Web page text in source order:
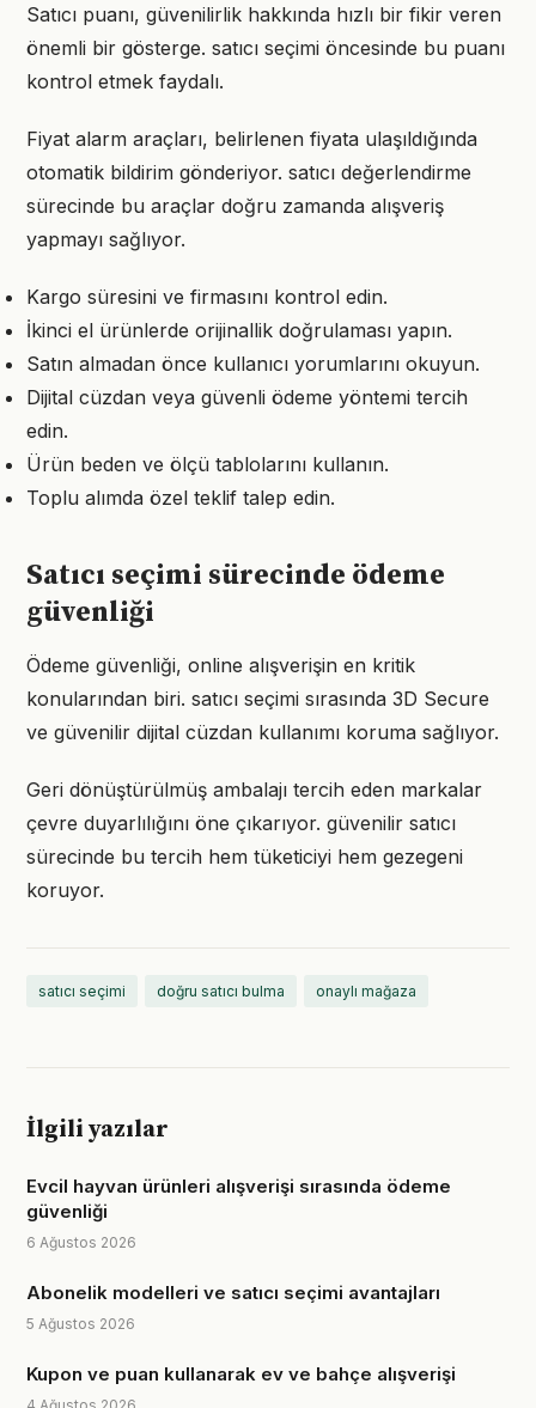
Satıcı puanı, güvenilirlik hakkında hızlı bir fikir veren
önemli bir gösterge. satıcı seçimi öncesinde bu puanı
kontrol etmek faydalı.
Fiyat alarm araçları, belirlenen fiyata ulaşıldığında
otomatik bildirim gönderiyor. satıcı değerlendirme
sürecinde bu araçlar doğru zamanda alışveriş
yapmayı sağlıyor.
Kargo süresini ve firmasını kontrol edin.
İkinci el ürünlerde orijinallik doğrulaması yapın.
Satın almadan önce kullanıcı yorumlarını okuyun.
Dijital cüzdan veya güvenli ödeme yöntemi tercih
edin.
Ürün beden ve ölçü tablolarını kullanın.
Toplu alımda özel teklif talep edin.
Satıcı seçimi sürecinde ödeme
güvenliği
Ödeme güvenliği, online alışverişin en kritik
konularından biri. satıcı seçimi sırasında 3D Secure
ve güvenilir dijital cüzdan kullanımı koruma sağlıyor.
Geri dönüştürülmüş ambalajı tercih eden markalar
çevre duyarlılığını öne çıkarıyor. güvenilir satıcı
sürecinde bu tercih hem tüketiciyi hem gezegeni
koruyor.
satıcı seçimi doğru satıcı bulma onaylı mağaza
İlgili yazılar
Evcil hayvan ürünleri alışverişi sırasında ödeme
güvenliği
6 Ağustos 2026
Abonelik modelleri ve satıcı seçimi avantajları
5 Ağustos 2026
Kupon ve puan kullanarak ev ve bahçe alışverişi